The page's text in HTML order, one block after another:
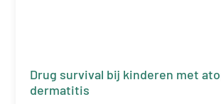
Drug survival bij kinderen met
dermatitis